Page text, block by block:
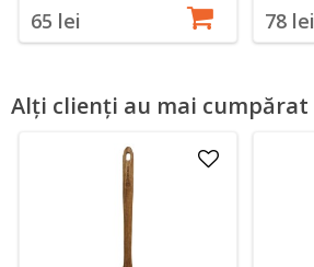
65 lei 78 lei
Alți clienți au mai cumpărat